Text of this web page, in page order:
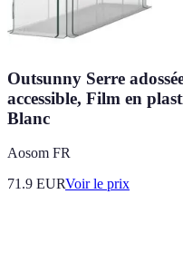
Outsunny Serre
accessible, Film en
Blanc
Aosom FR
71.9 EURVoir le prix